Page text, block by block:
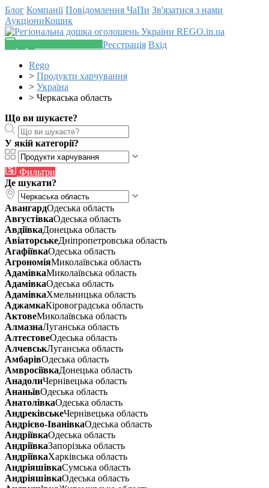
Блог Компанії Повідомлення ЧаПи Зв'язатися з нами
АукціониКошик
Реєстрація Вхід
Rego
> Продукти харчування
> Україна
> Черкаська область
Що ви шукаєте?
У якій категорії?
Фильтри
Де шукати?
АвангардОдеська область
АвгустівкаОдеська область
АвдіївкаДонецька область
АвіаторськеДніпропетровська область
АгафіївкаОдеська область
АгрономіяМиколаївська область
АдамівкаМиколаївська область
АдамівкаОдеська область
АдамівкаХмельницька область
АджамкаКіровоградська область
АктовеМиколаївська область
АлмазнаЛуганська область
АлтестовеОдеська область
АлчевськЛуганська область
АмбарівОдеська область
АмвросіївкаДонецька область
АнадолиЧернівецька область
АнаньївОдеська область
АнатолівкаОдеська область
АндреківськеЧернівецька область
Андрієво-ІванівкаОдеська область
АндріївкаОдеська область
АндріївкаЗапорізька область
АндріївкаХарківська область
АндріяшівкаСумська область
АндріяшівкаОдеська область